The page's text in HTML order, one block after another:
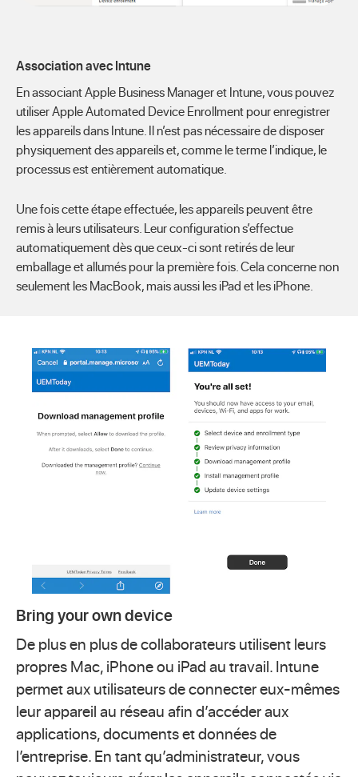
Association avec Intune
En associant Apple Business Manager et Intune, vous pouvez
utiliser Apple Automated Device Enrollment pour enregistrer
les appareils dans Intune. Il n’est pas nécessaire de disposer
physiquement des appareils et, comme le terme l’indique, le
processus est entièrement automatique.
Une fois cette étape effectuée, les appareils peuvent être
remis à leurs utilisateurs. Leur configuration s’effectue
automatiquement dès que ceux-ci sont retirés de leur
emballage et allumés pour la première fois. Cela concerne non
seulement les MacBook, mais aussi les iPad et les iPhone.
Bring your own device
De plus en plus de collaborateurs utilisent leurs
propres Mac, iPhone ou iPad au travail. Intune
permet aux utilisateurs de connecter eux-mêmes
leur appareil au réseau afin d’accéder aux
applications, documents et données de
l’entreprise. En tant qu’administrateur, vous